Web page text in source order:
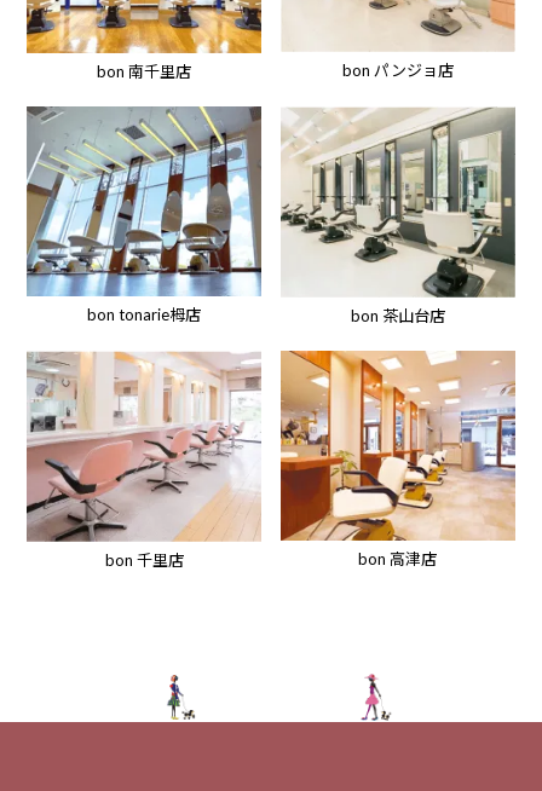
bon 南千里店 bon パンジョ店
bon tonarie栂店 bon 茶山台店
bon 千里店 bon 高津店